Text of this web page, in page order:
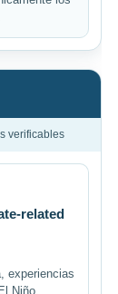
verificables
related
experiencias
Niño.